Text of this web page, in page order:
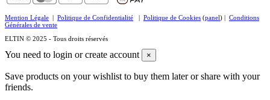
Mention Légale | Politique de Confidentialité | Politique de Cookies (panel) | Conditions
Générales de vente
ELTIN © 2025 - Tous droits réservés
You need to login or create account ×
Save products on your wishlist to buy them later or share with your
friends.